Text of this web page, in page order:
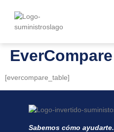
EverCompare
[evercompare_table]
Sabemos cómo ayudarte.